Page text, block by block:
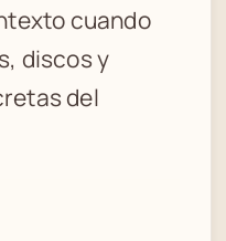
cuando
discos y
del